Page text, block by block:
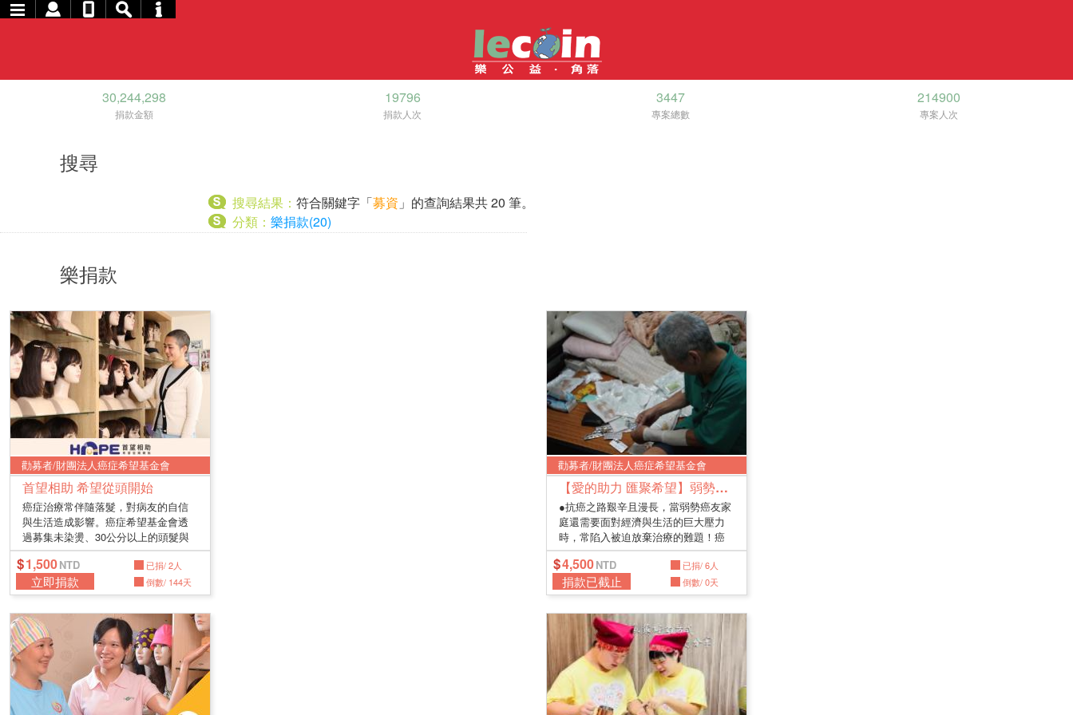
30,244,298
捐款金額
19796
捐款人次
3447
專案總數
214900
專案人次
搜尋
搜尋結果： 符合關鍵字「募資 」的查詢結果共 20 筆。
分類： 樂捐款(20)
樂捐款
勸募者/財團法人癌症希望基金會
首望相助 希望從頭開始
癌症治療常伴隨落髮，對病友的自信
與生活造成影響。癌症希望基金會透
過募集未染燙、30公分以上的頭髮與
製作...
1,500 已捐/ 2人
立即捐款 倒數/ 144天
勸募者/財團法人癌症希望基金會
【愛的助力 匯聚希望】弱勢癌友家庭照護計畫
●抗癌之路艱辛且漫長，當弱勢癌友家
庭還需要面對經濟與生活的巨大壓力
時，常陷入被迫放棄治療的難題！癌
症...
4,500 已捐/ 6人
捐款已截止 倒數/ 0天